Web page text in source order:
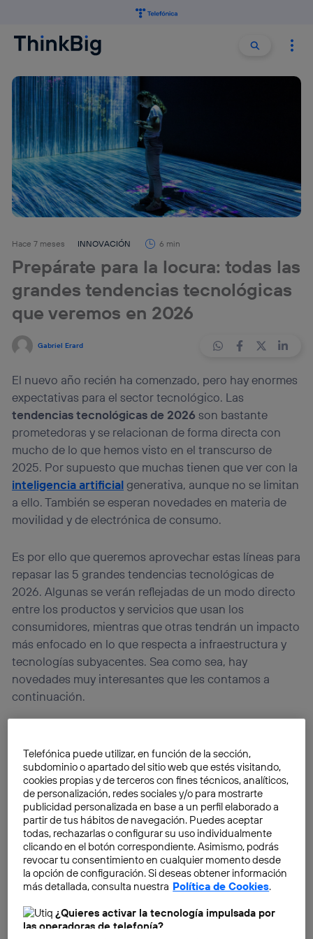
Buscar
Hace 7 meses INNOVACIÓN 6 min
Prepárate para la locura: todas las
grandes tendencias tecnológicas
que veremos en 2026
Gabriel Erard
El nuevo año recién ha comenzado, pero hay enormes
expectativas para el sector tecnológico. Las
tendencias tecnológicas de 2026 son bastante
prometedoras y se relacionan de forma directa con
mucho de lo que hemos visto en el transcurso de
2025. Por supuesto que muchas tienen que ver con la
inteligencia artificial generativa, aunque no se limitan
a ello. También se esperan novedades en materia de
movilidad y de electrónica de consumo.
Es por ello que queremos aprovechar estas líneas para
repasar las 5 grandes tendencias tecnológicas de
2026. Algunas se verán reflejadas de un modo directo
entre los productos y servicios que usan los
consumidores, mientras que otras tendrán un impacto
más enfocado en lo que respecta a infraestructura y
tecnologías subyacentes. Sea como sea, hay
novedades muy interesantes que les contamos a
continuación.
Telefónica puede utilizar, en función de la sección,
subdominio o apartado del sitio web que estés visitando,
cookies propias y de terceros con fines técnicos, analíticos,
de personalización, redes sociales y/o para mostrarte
publicidad personalizada en base a un perfil elaborado a
partir de tus hábitos de navegación. Puedes aceptar
todas, rechazarlas o configurar su uso individualmente
clicando en el botón correspondiente. Asimismo, podrás
revocar tu consentimiento en cualquier momento desde
la opción de configuración. Si deseas obtener información
más detallada, consulta nuestra Política de Cookies.
¿Quieres activar la tecnología impulsada por
las operadoras de telefonía?